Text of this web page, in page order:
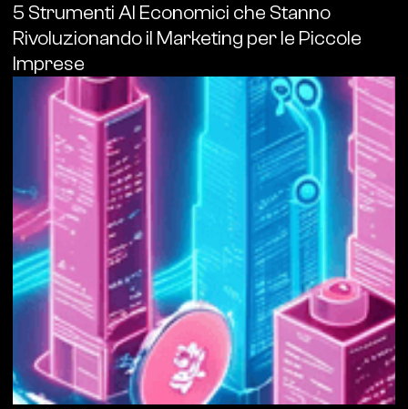
5 Strumenti AI Economici che Stanno
Rivoluzionando il Marketing per le Piccole
Imprese